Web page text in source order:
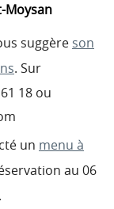
Moysan
suggère son
. Sur
18 ou
un menu à
au 06
.